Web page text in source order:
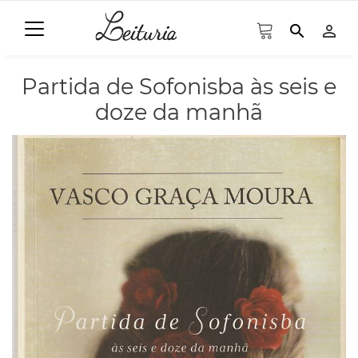
search person_outline
Partida de Sofonisba às seis e
doze da manhã